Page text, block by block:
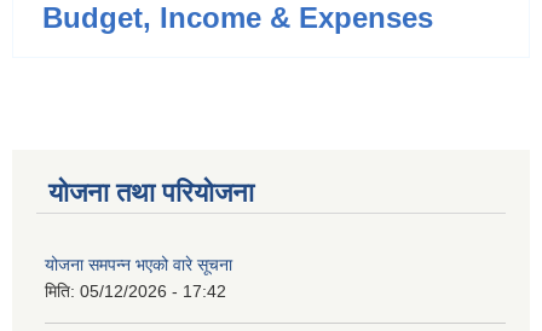
Budget, Income & Expenses
योजना तथा परियोजना
योजना समपन्न भएको वारे सूचना
मिति: 05/12/2026 - 17:42